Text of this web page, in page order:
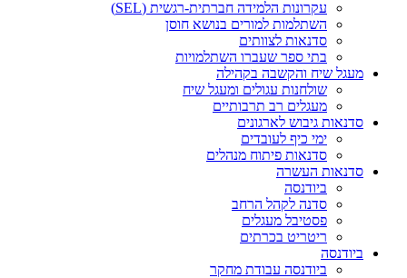
עקרונות הלמידה חברתית-רגשית (SEL)
השתלמות למורים בנושא חוסן
סדנאות לצוותים
בתי ספר שעברו השתלמויות
מעגל שיח והקשבה בקהילה
שולחנות עגולים ומעגל שיח
מעגלים רב תרבותיים
סדנאות גיבוש לארגונים
ימי כיף לעובדים
סדנאות פיתוח מנהלים
סדנאות העשרה
ביודנסה
סדנה לקהל הרחב
פסטיבל מעגלים
ריטריט בכרתים
ביודנסה
ביודנסה עבודת מחקר